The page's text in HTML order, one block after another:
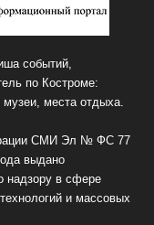
событий,
по Костроме:
музеи, места отдыха.
СМИ Эл № ФС 77
выдано
надзору в сфере
и массовых